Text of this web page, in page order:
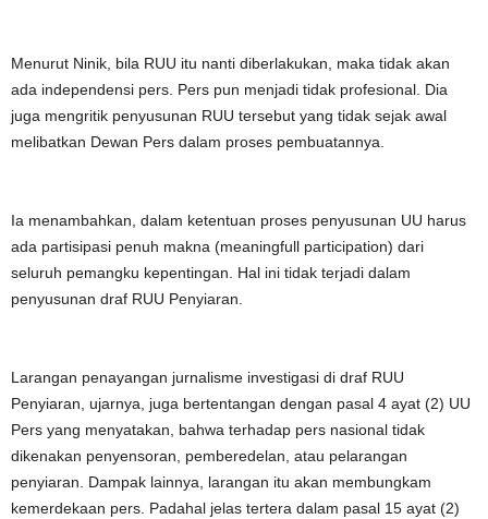
Menurut Ninik, bila RUU itu nanti diberlakukan, maka tidak akan
ada independensi pers. Pers pun menjadi tidak profesional. Dia
juga mengritik penyusunan RUU tersebut yang tidak sejak awal
melibatkan Dewan Pers dalam proses pembuatannya.
Ia menambahkan, dalam ketentuan proses penyusunan UU harus
ada partisipasi penuh makna (meaningfull participation) dari
seluruh pemangku kepentingan. Hal ini tidak terjadi dalam
penyusunan draf RUU Penyiaran.
Larangan penayangan jurnalisme investigasi di draf RUU
Penyiaran, ujarnya, juga bertentangan dengan pasal 4 ayat (2) UU
Pers yang menyatakan, bahwa terhadap pers nasional tidak
dikenakan penyensoran, pemberedelan, atau pelarangan
penyiaran. Dampak lainnya, larangan itu akan membungkam
kemerdekaan pers. Padahal jelas tertera dalam pasal 15 ayat (2)